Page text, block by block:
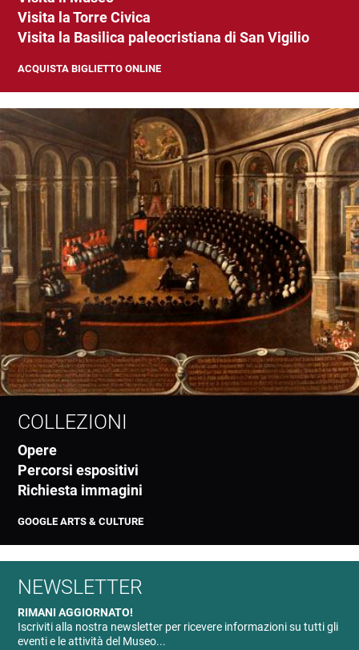
Visita la Torre Civica
Visita la Basilica paleocristiana di San Vigilio
ACQUISTA BIGLIETTO ONLINE
COLLEZIONI
Opere
Percorsi espositivi
Richiesta immagini
GOOGLE ARTS & CULTURE
NEWSLETTER
RIMANI AGGIORNATO!
Iscriviti alla nostra newsletter per ricevere informazioni su tutti gli
eventi e le attività del Museo...